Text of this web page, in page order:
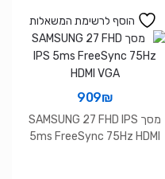
הוסף לרשימת המשאלות
909₪
מסך SAMSUNG 27 FHD IPS
5ms FreeSync 75Hz HDMI